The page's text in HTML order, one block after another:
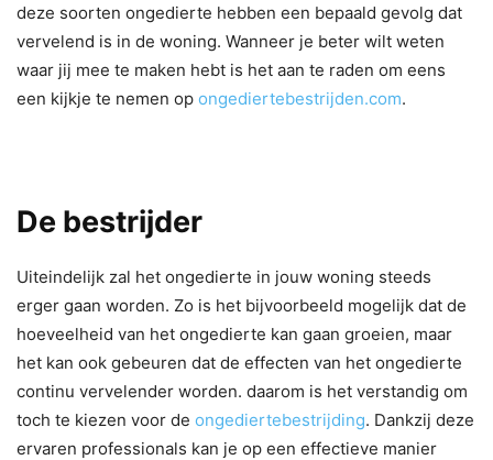
deze soorten ongedierte hebben een bepaald gevolg dat
vervelend is in de woning. Wanneer je beter wilt weten
waar jij mee te maken hebt is het aan te raden om eens
een kijkje te nemen op ongediertebestrijden.com.
De bestrijder
Uiteindelijk zal het ongedierte in jouw woning steeds
erger gaan worden. Zo is het bijvoorbeeld mogelijk dat de
hoeveelheid van het ongedierte kan gaan groeien, maar
het kan ook gebeuren dat de effecten van het ongedierte
continu vervelender worden. daarom is het verstandig om
toch te kiezen voor de ongediertebestrijding. Dankzij deze
ervaren professionals kan je op een effectieve manier